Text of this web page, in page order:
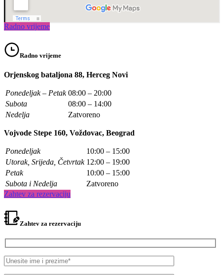
Radno vrijeme
Radno vrijeme
Orjenskog bataljona 88, Herceg Novi
Ponedeljak – Petak 08:00 – 20:00
Subota
08:00 – 14:00
Nedelja
Zatvoreno
Vojvode Stepe 160, Voždovac, Beograd
Ponedeljak
10:00 – 15:00
Utorak, Srijeda, Četvrtak 12:00 – 19:00
Petak
10:00 – 15:00
Subota i Nedelja
Zatvoreno
Zahtev za rezervaciju
Zahtev za rezervaciju